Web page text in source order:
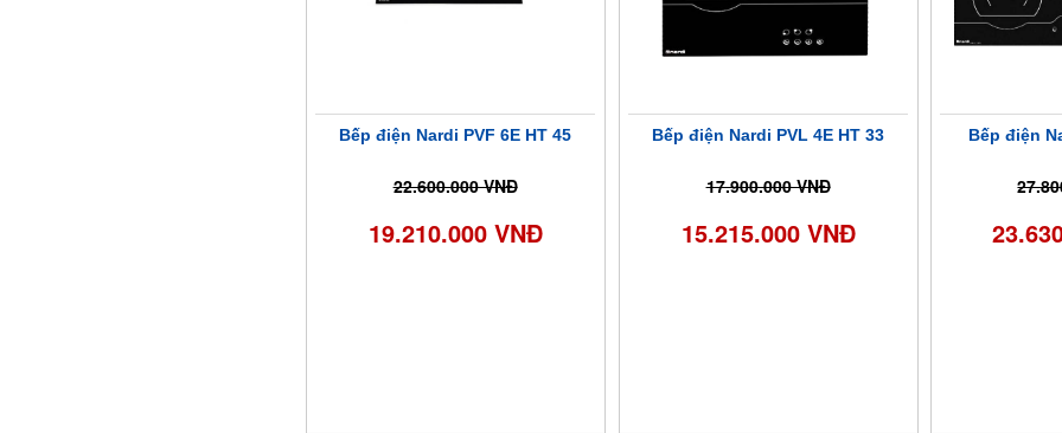
Bếp điện Nardi PVF 6E HT 45
22.600.000 VNĐ
19.210.000 VNĐ
Bếp điện Nardi PVL 4E HT 33
17.900.000 VNĐ
15.215.000 VNĐ
Bếp điện